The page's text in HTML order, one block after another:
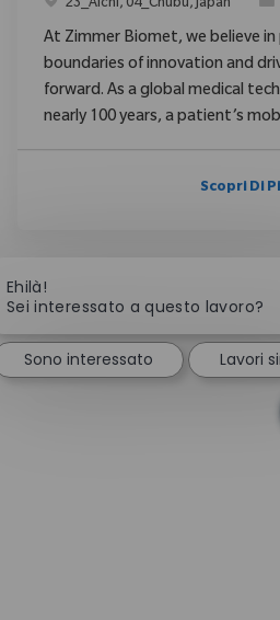
23_Aichi, 04_Chubu, Japan
At Zimmer Biomet, we believe in
boundaries of innovation and
forward. As a global medical
nearly 100 years, a patient’s
Scopri Di
Ehilà!
Sei interessato a questo lavoro?
Sono interessato Lavori